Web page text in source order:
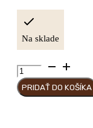
Na sklade
množstvo
Sei
Bellissimi
PRIDAŤ DO KOŠÍKA